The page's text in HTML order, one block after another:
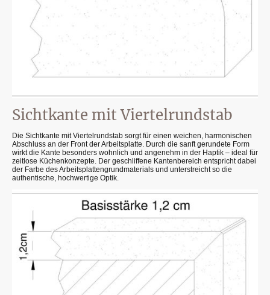
Sichtkante mit Viertelrundstab
Die Sichtkante mit Viertelrundstab sorgt für einen weichen, harmonischen
Abschluss an der Front der Arbeitsplatte. Durch die sanft gerundete Form
wirkt die Kante besonders wohnlich und angenehm in der Haptik – ideal für
zeitlose Küchenkonzepte. Der geschliffene Kantenbereich entspricht dabei
der Farbe des Arbeitsplattengrundmaterials und unterstreicht so die
authentische, hochwertige Optik.